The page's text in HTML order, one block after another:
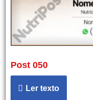
Post 050
Ler texto